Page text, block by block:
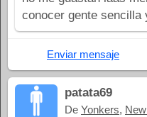
conocer gente sencilla
Enviar mensaje
patata69
De Yonkers,